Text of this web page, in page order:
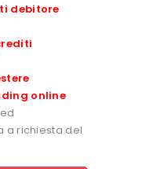
debitore
online
a richiesta del